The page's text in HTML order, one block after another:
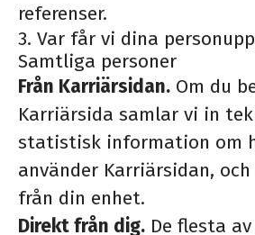
referenser.
3. Var får vi dina
Samtliga personer
Från Karriärsidan. Om du
Karriärsida samlar vi in
statistisk information om
använder Karriärsidan,
från din enhet.
Direkt från dig. De flesta